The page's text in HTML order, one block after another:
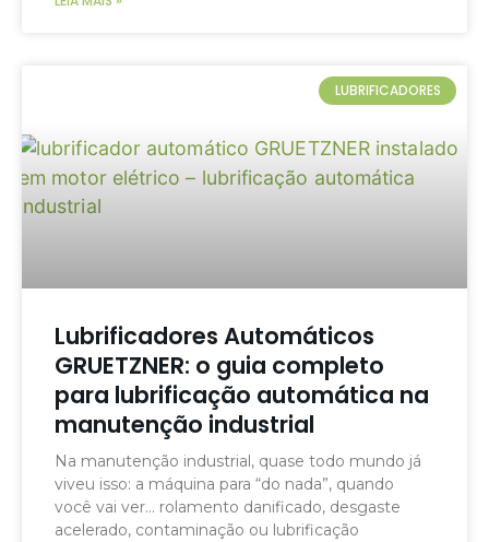
LUBRIFICADORES
Lubrificadores Automáticos
GRUETZNER: o guia completo
para lubrificação automática na
manutenção industrial
Na manutenção industrial, quase todo mundo já
viveu isso: a máquina para “do nada”, quando
você vai ver… rolamento danificado, desgaste
acelerado, contaminação ou lubrificação